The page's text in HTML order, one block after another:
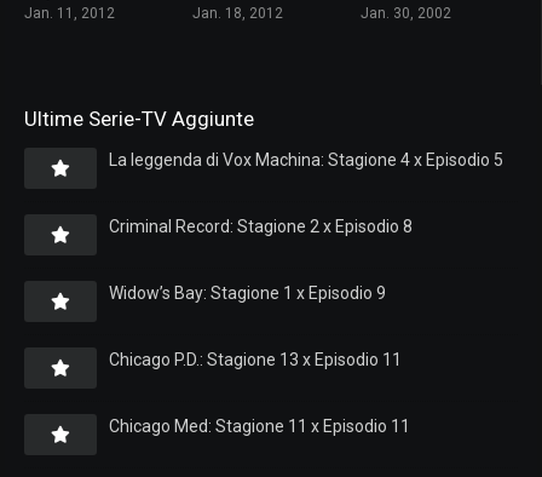
Jan. 11, 2012 Jan. 18, 2012 Jan. 30, 2002
Ultime Serie-TV Aggiunte
La leggenda di Vox Machina: Stagione 4 x Episodio 5
Criminal Record: Stagione 2 x Episodio 8
Widow’s Bay: Stagione 1 x Episodio 9
Chicago P.D.: Stagione 13 x Episodio 11
Chicago Med: Stagione 11 x Episodio 11